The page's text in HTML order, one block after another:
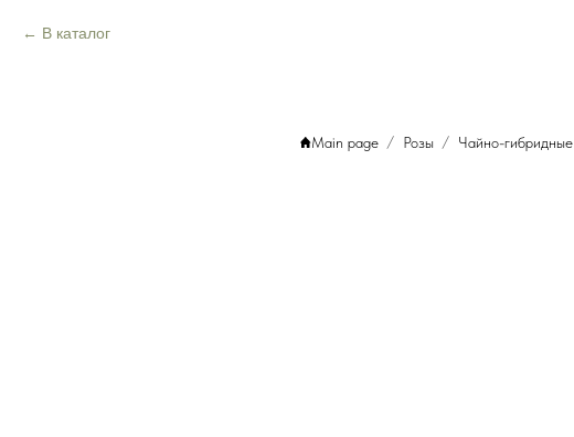
В каталог
Main page Розы Чайно-гибридные